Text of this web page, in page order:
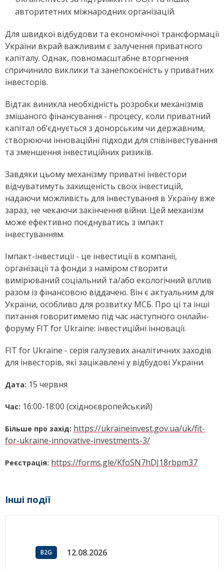
авторитетних міжнародних організацій.
Для швидкої відбудови та економічної трансформації
України вкрай важливим є залучення приватного
капіталу. Однак, повномасштабне вторгнення
спричинило виклики та занепокоєність у приватних
інвесторів.
Відтак виникла необхідність розробки механізмів
змішаного фінансування - процесу, коли приватний
капітал обʼєднується з донорським чи державним,
створюючи інноваційні підходи для співінвестування
та зменшення інвестиційних ризиків.
Завдяки цьому механізму приватні інвестори
відчуватимуть захищеність своїх інвестицій,
надаючи можливість для інвестування в Україну вже
зараз, не чекаючи закінчення війни. Цей механізм
може ефективно поєднуватись з імпакт
інвестуванням.
Імпакт-інвестиції - це інвестиції в компанії,
організації та фонди з наміром створити
вимірюваний соціальний та/або екологічний вплив
разом із фінансовою віддачею. Він є актуальним для
України, особливо для розвитку МСБ. Про ці та інші
питання говоритимемо під час наступного онлайн-
форуму FIT for Ukraine: інвестиційні інновації.
FIT for Ukraine - серія галузевих аналітичних заходів
для інвесторів, які зацікавлені у відбудові України.
Дата: 15 червня
Час: 16:00-18:00 (східноєвропейський)
Більше про захід: https://ukraineinvest.gov.ua/uk/fit-
for-ukraine-innovative-investments-3/
Реєстрація: https://forms.gle/KfoSN7hDJ18rbpm37
Інші події
B2G 12.08.2026